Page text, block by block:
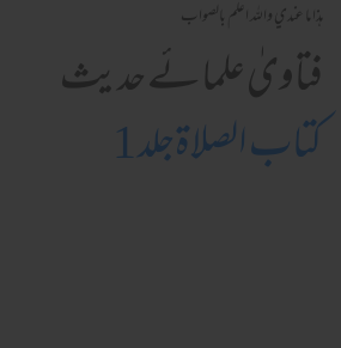
هذا ما عندي والله اعلم بالصواب
فتاویٰ علمائے حدیث
کتاب الصلاۃجلد 1